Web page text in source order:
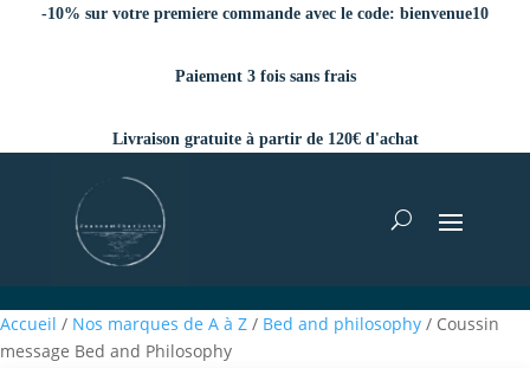
-10% sur votre premiere commande avec le code: bienvenue10
Paiement 3 fois sans frais
Livraison gratuite à partir de 120€ d'achat
Accueil / Nos marques de A à Z / Bed and philosophy / Coussin
message Bed and Philosophy